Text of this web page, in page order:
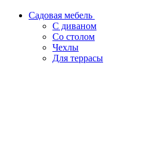
Садовая мебель
С диваном
Со столом
Чехлы
Для террасы